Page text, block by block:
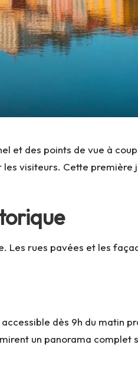
et des points de vue à
visiteurs. Cette
Les rues pavées et les
dès 9h du matin
un panorama complet